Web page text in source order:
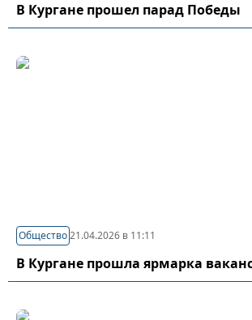
В Кургане прошел парад Победы
Общество21.04.2026 в 11:11
В Кургане прошла ярмарка